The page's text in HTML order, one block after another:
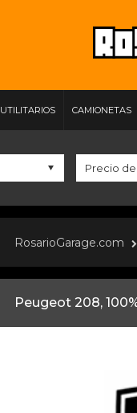
UTILITARIOS CAMIONETAS
RosarioGarage.com
Peugeot 208,